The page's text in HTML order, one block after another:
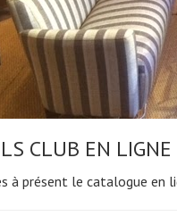
CLUB EN
à présent le catalogue en